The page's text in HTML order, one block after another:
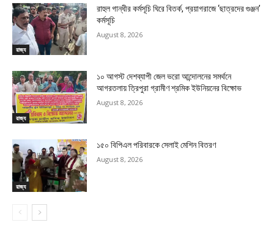
রাজ্য
রাহুল গান্ধীর কর্মসূচি ঘিরে বিতর্ক, প্রয়াগরাজে ‘ছাত্রদের গুঞ্জন’
কর্মসূচি
August 8, 2026
রাজ্য
১০ আগস্ট দেশব্যাপী জেল ভরো আন্দোলনের সমর্থনে
আগরতলায় ত্রিপুরা গ্রামীণ শ্রমিক ইউনিয়নের বিক্ষোভ
August 8, 2026
রাজ্য
১৫০ বিপিএল পরিবারকে সেলাই মেশিন বিতরণ
August 8, 2026